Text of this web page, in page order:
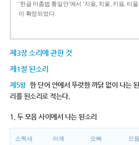
‘한글 마춤법 통일안’에서 ‘지읒, 치읓, 키읔, 티
이 확정되었다.
제3장 소리에 관한 것
제1절 된소리
제5항 한 단어 안에서 뚜렷한 까닭 없이 나는
리를 된소리로 적는다.
1. 두 모음 사이에서 나는 된소리
소쩍새 어깨 오빠 으뜸